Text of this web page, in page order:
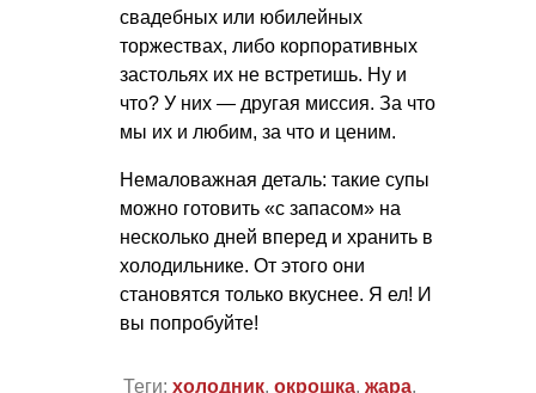
свадебных или юбилейных
торжествах, либо корпоративных
застольях их не встретишь. Ну и
что? У них — другая миссия. За что
мы их и любим, за что и ценим.
Немаловажная деталь: такие супы
можно готовить «с запасом» на
несколько дней вперед и хранить в
холодильнике. От этого они
становятся только вкуснее. Я ел! И
вы попробуйте!
Теги: холодник, окрошка, жара,